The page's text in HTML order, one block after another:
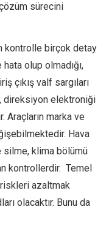
sürecini
kontrolle birçok detay
olup olmadığı,
çıkış valf sargıları
direksiyon elektroniği
Araçların marka ve
Hava
silme, klima bölümü
kontrollerdir. Temel
azaltmak
olacaktır. Bunu da